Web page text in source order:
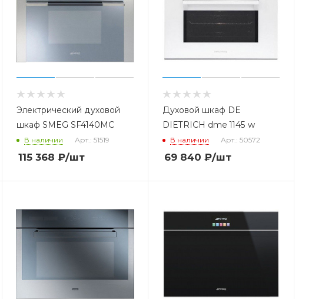
Электрический духовой
шкаф SMEG SF4140MC
В наличии Арт.: 51519
115 368 ₽/шт
Духовой шкаф DE
DIETRICH dme 1145 w
В наличии Арт.: 50572
69 840 ₽/шт